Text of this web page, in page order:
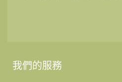
我們的服務